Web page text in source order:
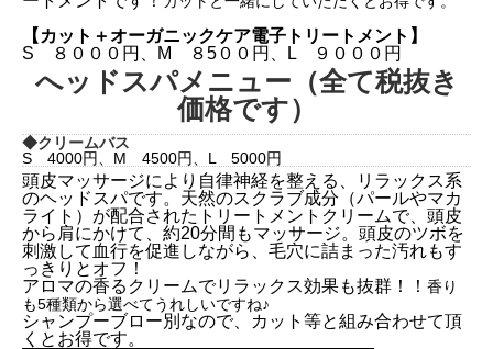
【カット＋オーガニックケア電子トリートメント】
S ８０００円、M ８5００円、L ９０００円
へッドスパメニュー（全て税抜き
価格です）
◆クリームバス
S 4000円、M 4500円、L 5000円
頭皮マッサージにより自律神経を整える、リラックス系
のヘッドスパです。天然のスクラブ成分（パールやマカ
ライト）が配合されたトリートメントクリームで、頭皮
から肩にかけて、約20分間もマッサージ。頭皮のツボを
刺激して血行を促進しながら、毛穴に詰まった汚れもす
っきりとオフ！
アロマの香るクリームでリラックス効果も抜群！！ 香り
も5種類から選べてうれしいですね♪
シャンプーブロー別なので、カット等と組み合わせて頂
くとお得です。